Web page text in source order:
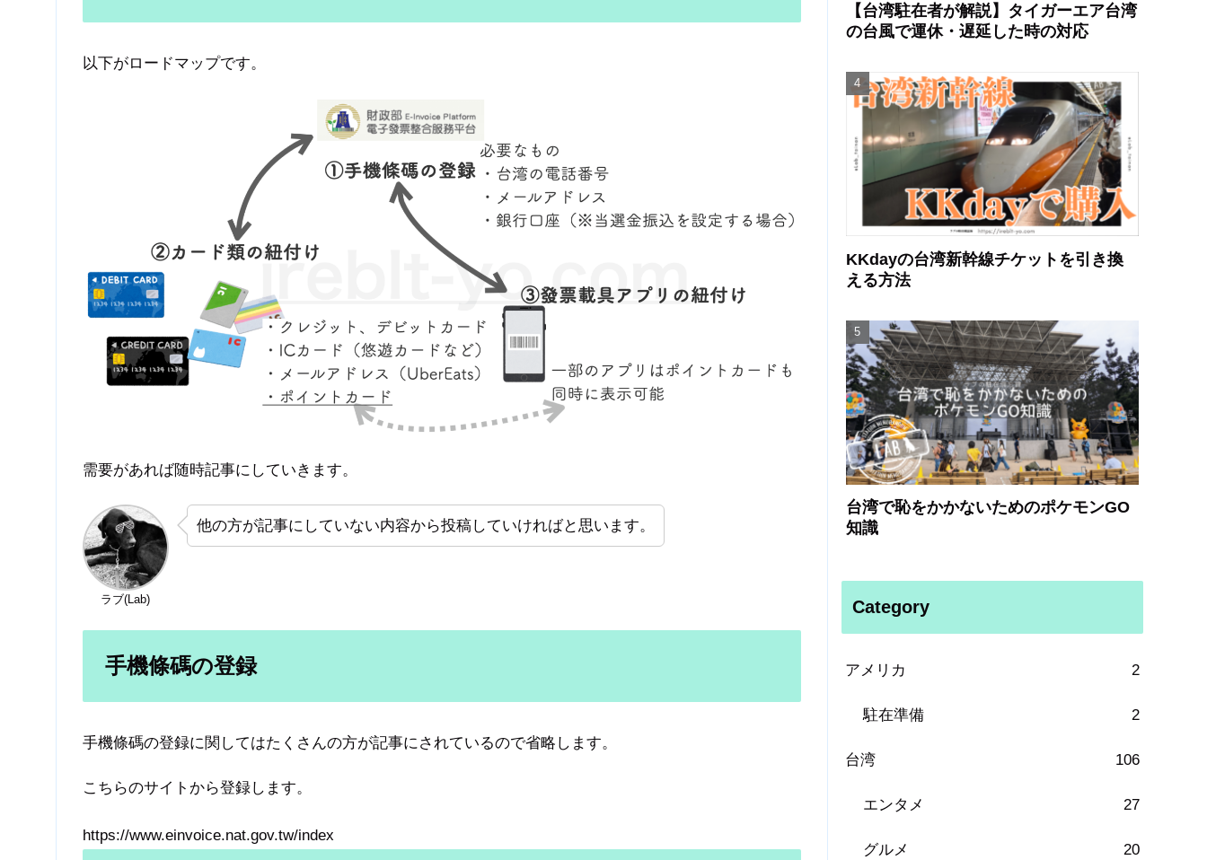
以下がロードマップです。
需要があれば随時記事にしていきます。
ラブ(Lab)
他の方が記事にしていない内容から投稿していければと思います。
手機條碼の登録
手機條碼の登録に関してはたくさんの方が記事にされているので省略します。
こちらのサイトから登録します。
https://www.einvoice.nat.gov.tw/index
【台湾駐在者が解説】タイガーエア台湾
の台風で運休・遅延した時の対応
KKdayの台湾新幹線チケットを引き換
える方法
台湾で恥をかかないためのポケモンGO
知識
Category
アメリカ 2
駐在準備 2
台湾 106
エンタメ 27
グルメ 20